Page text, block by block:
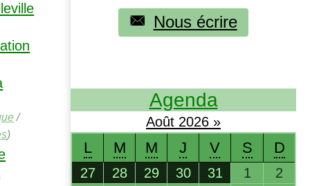
/
)
Nous écrire
Agenda
Août 2026 »
L M M J V S D
27 28 29 30 31 1
2